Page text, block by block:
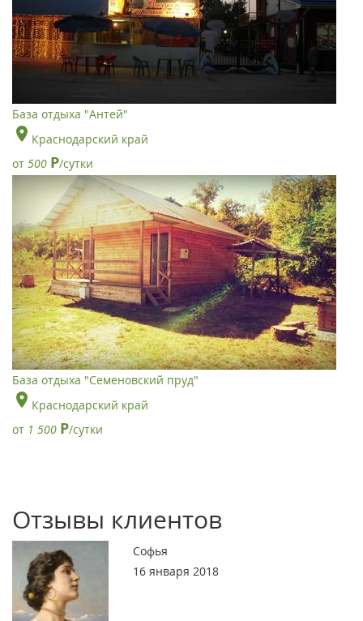
База отдыха "Антей"
Краснодарский край
от 500 Р/сутки
База отдыха "Семеновский пруд"
Краснодарский край
от 1 500 Р/сутки
Отзывы клиентов
Софья
16 января 2018